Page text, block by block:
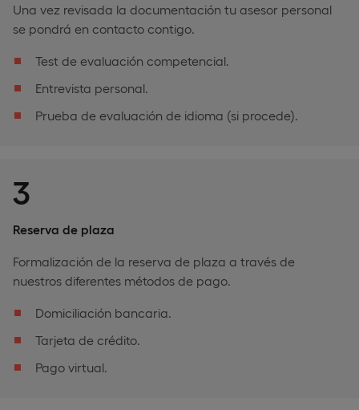
Una vez revisada la documentación tu asesor personal
se pondrá en contacto contigo.
Test de evaluación competencial.
Entrevista personal.
Prueba de evaluación de idioma (si procede).
3
Reserva de plaza
Formalización de la reserva de plaza a través de
nuestros diferentes métodos de pago.
Domiciliación bancaria.
Tarjeta de crédito.
Pago virtual.